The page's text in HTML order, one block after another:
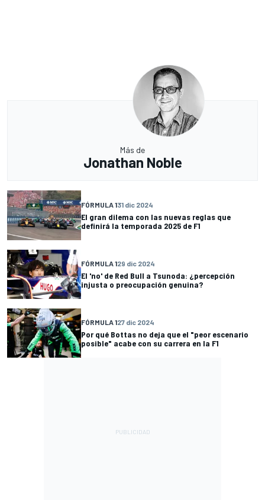
Más de
Jonathan Noble
FÓRMULA 131 dic 2024
El gran dilema con las nuevas reglas que
definirá la temporada 2025 de F1
FÓRMULA 129 dic 2024
El 'no' de Red Bull a Tsunoda: ¿percepción
injusta o preocupación genuina?
FÓRMULA 127 dic 2024
Por qué Bottas no deja que el "peor escenario
posible" acabe con su carrera en la F1